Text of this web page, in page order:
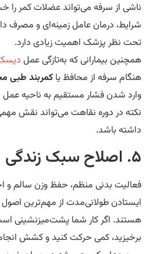
از سرفه می‌تواند عضلات کمر را خسته
درمان عامل زمینه‌ای و مصرف
نظر پزشک اهمیت زیادی دارد.
بیمارانی که به‌تازگی عملدیسک
سرفه از محافظ یاکمربند طبی
شدن فشار مستقیم به ناحیه عمل
در دوره نقاهت می‌تواند نقش مهمی در
باشد.
بدنی منظم، حفظ وزن سالم و
طولانی‌مدت از مهم‌ترین اصول
کمی حرکت کنید و کشش انجام